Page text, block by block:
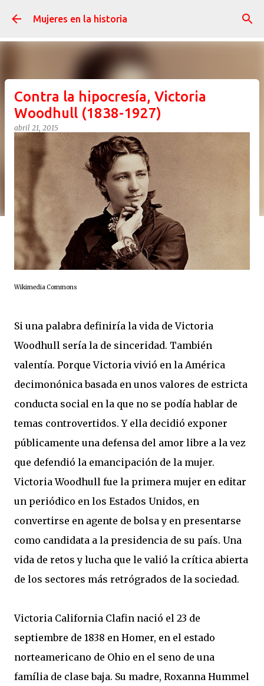
Ir al contenido principal
Mujeres en la historia
Contra la hipocresía, Victoria
Woodhull (1838-1927)
abril 21, 2015
Wikimedia Commons
Si una palabra definiría la vida de Victoria
Woodhull sería la de sinceridad. También
valentía. Porque Victoria vivió en la América
decimonónica basada en unos valores de estricta
conducta social en la que no se podía hablar de
temas controvertidos. Y ella decidió exponer
públicamente una defensa del amor libre a la vez
que defendió la emancipación de la mujer.
Victoria Woodhull fue la primera mujer en editar
un periódico en los Estados Unidos, en
convertirse en agente de bolsa y en presentarse
como candidata a la presidencia de su país. Una
vida de retos y lucha que le valió la crítica abierta
de los sectores más retrógrados de la sociedad.
Victoria California Clafin nació el 23 de
septiembre de 1838 en Homer, en el estado
norteamericano de Ohio en el seno de una
família de clase baja. Su madre, Roxanna Hummel